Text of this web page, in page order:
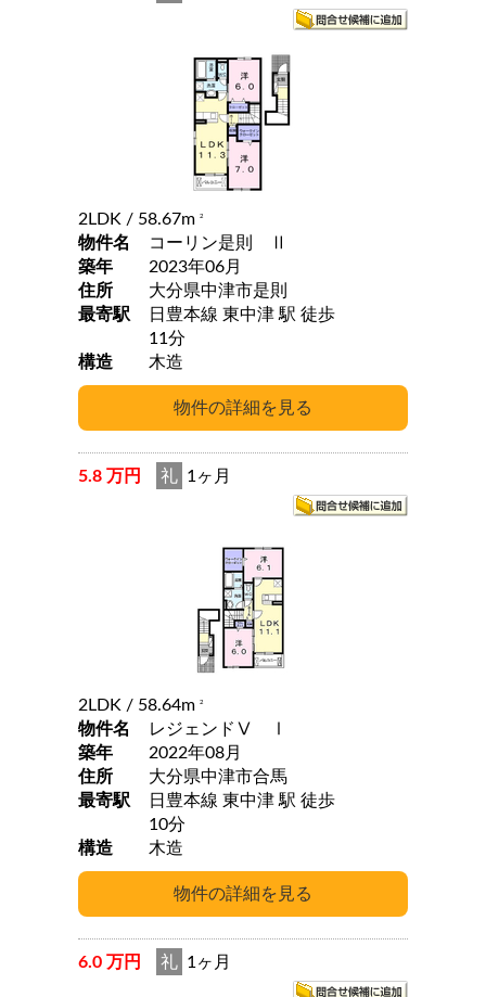
2LDK / 58.67m 2
物件名
コーリン是則 Ⅱ
築年
2023年06月
住所
大分県中津市是則
最寄駅
日豊本線 東中津 駅 徒歩
11分
構造
木造
5.8 万円 礼 1ヶ月
2LDK / 58.64m 2
物件名
レジェンドⅤ Ⅰ
築年
2022年08月
住所
大分県中津市合馬
最寄駅
日豊本線 東中津 駅 徒歩
10分
構造
木造
6.0 万円 礼 1ヶ月